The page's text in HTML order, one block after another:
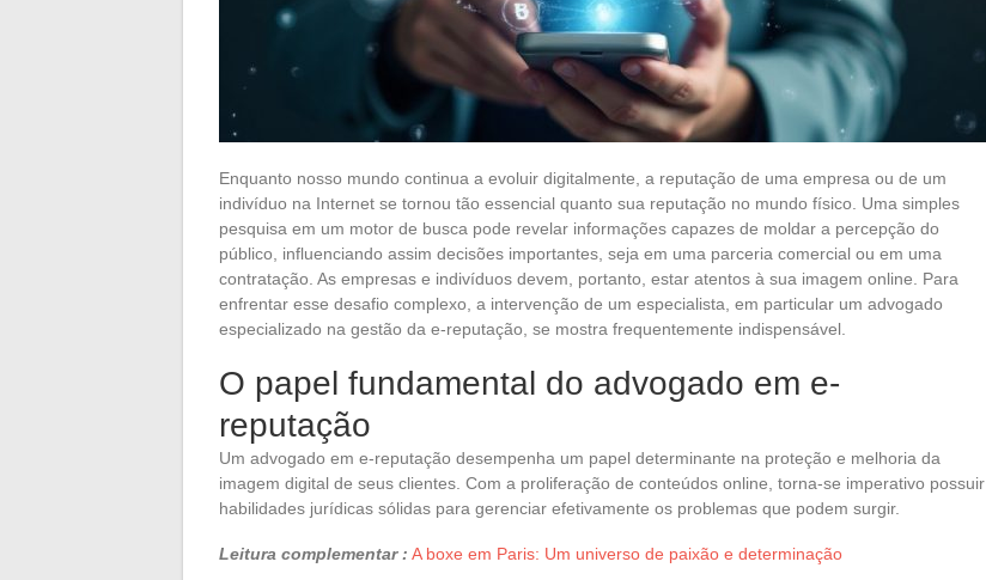
Enquanto nosso mundo continua a evoluir digitalmente, a reputação de uma empresa ou de um
indivíduo na Internet se tornou tão essencial quanto sua reputação no mundo físico. Uma simples
pesquisa em um motor de busca pode revelar informações capazes de moldar a percepção do
público, influenciando assim decisões importantes, seja em uma parceria comercial ou em uma
contratação. As empresas e indivíduos devem, portanto, estar atentos à sua imagem online. Para
enfrentar esse desafio complexo, a intervenção de um especialista, em particular um advogado
especializado na gestão da e-reputação, se mostra frequentemente indispensável.
O papel fundamental do advogado em e-
reputação
Um advogado em e-reputação desempenha um papel determinante na proteção e melhoria da
imagem digital de seus clientes. Com a proliferação de conteúdos online, torna-se imperativo possuir
habilidades jurídicas sólidas para gerenciar efetivamente os problemas que podem surgir.
Leitura complementar : A boxe em Paris: Um universo de paixão e determinação